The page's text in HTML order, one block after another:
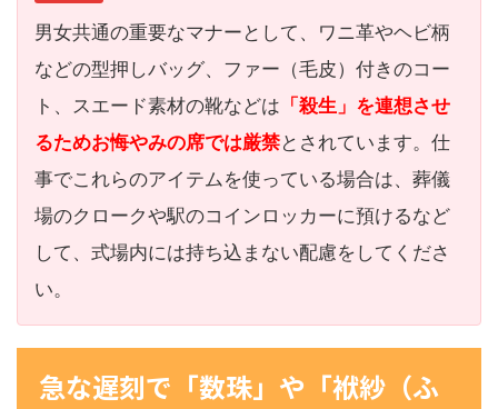
男女共通の重要なマナーとして、ワニ革やヘビ柄
などの型押しバッグ、ファー（毛皮）付きのコー
ト、スエード素材の靴などは 「殺生」を連想させ
るためお悔やみの席では厳禁とされています。仕
事でこれらのアイテムを使っている場合は、葬儀
場のクロークや駅のコインロッカーに預けるなど
して、式場内には持ち込まない配慮をしてくださ
い。
急な遅刻で「数珠」や「袱紗（ふ